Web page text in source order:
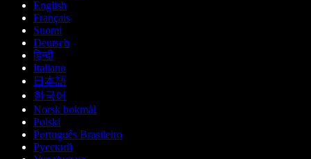
English
Français
Suomi
Deutsch
हिन्दी
Italiano
日本語
한국어
Norsk bokmål
Polski
Português Brasileiro
Русский